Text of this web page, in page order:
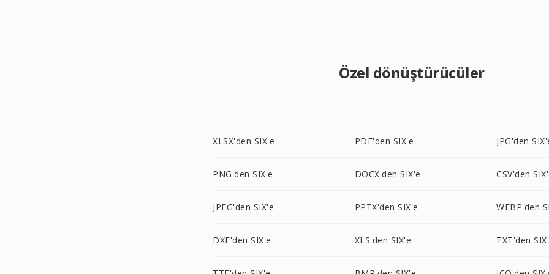
Özel dönüştürücüler
XLSX'den SIX'e PDF'den SIX'e JPG'den
PNG'den SIX'e DOCX'den SIX'e CSV'den
JPEG'den SIX'e PPTX'den SIX'e WEBP'den
DXF'den SIX'e XLS'den SIX'e TXT'den